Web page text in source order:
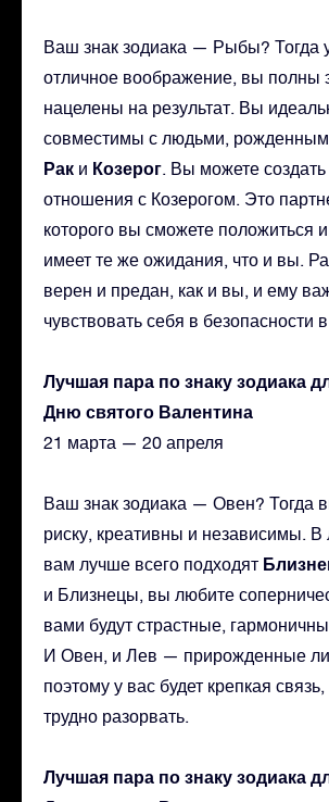
Ваш знак зодиака — Рыбы? Тогда
отличное воображение, вы полны
нацелены на результат. Вы
совместимы с людьми,
Рак и Козерог. Вы можете
отношения с Козерогом. Это
которого вы сможете положиться
имеет те же ожидания, что и вы.
верен и предан, как и вы, и ему
чувствовать себя в безопасности
Лучшая пара по знаку зодиака
Дню святого Валентина
21 марта — 20 апреля
Ваш знак зодиака — Овен? Тогда
риску, креативны и независимы.
вам лучше всего подходят
и Близнецы, вы любите
вами будут страстные,
И Овен, и Лев — прирожденные
поэтому у вас будет крепкая
трудно разорвать.
Лучшая пара по знаку зодиака